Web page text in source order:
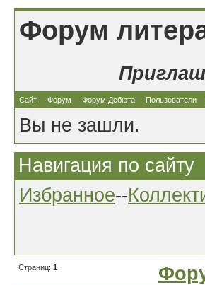
Форум
Сайт Форум Форум Дебюта Пользователи
Вы не зашли.
Навигация по сайту
Избранное--
Страниц: 1